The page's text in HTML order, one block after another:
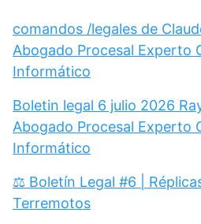
comandos /legales de
Abogado Procesal Experto
Informático
Boletin legal 6 julio 2026
Abogado Procesal Experto
Informático
⚖️ Boletín Legal #6 |
Terremotos